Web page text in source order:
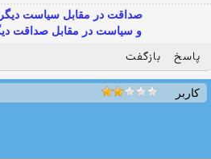
صداقت در مقابل سیاست
و سیاست در مقابل صداقت
پاسخ بازگفت
کاربر